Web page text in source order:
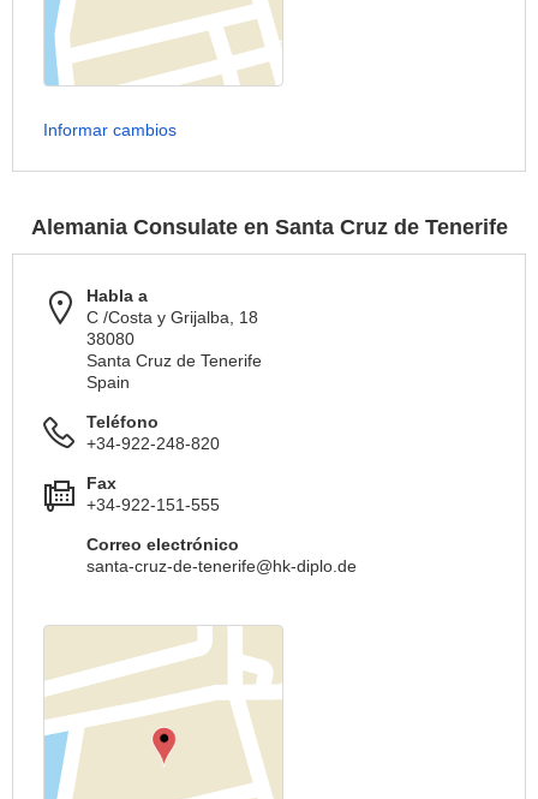
Informar cambios
Alemania Consulate en Santa Cruz de Tenerife
Habla a
C /Costa y Grijalba, 18
38080
Santa Cruz de Tenerife
Spain
Teléfono
+34-922-248-820
Fax
+34-922-151-555
Correo electrónico
santa-cruz-de-tenerife@hk-diplo.de